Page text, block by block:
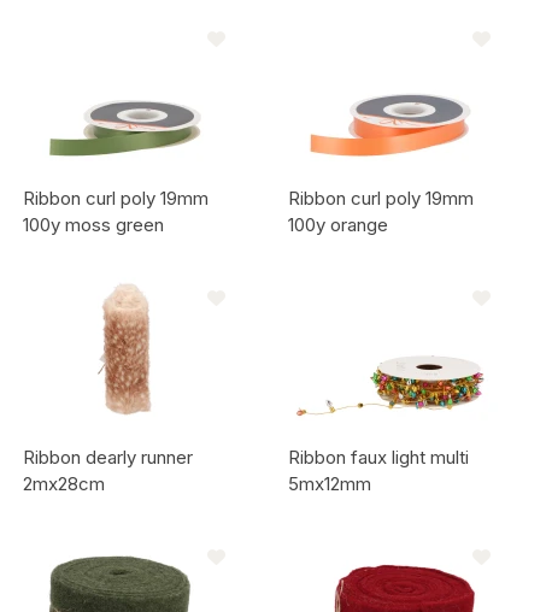
Ribbon curl poly 19mm
100y moss green
Ribbon curl poly 19mm
100y orange
Ribbon dearly runner
2mx28cm
Ribbon faux light multi
5mx12mm